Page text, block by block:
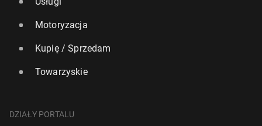
Motoryzacja
Kupię / Sprzedam
Towarzyskie
DZIAŁY PORTALU